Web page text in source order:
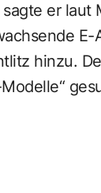
er
hinzu.